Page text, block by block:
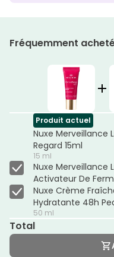
Fréquemment
Produit actuel
Nuxe Merveillance
Regard 15ml
15 ml
Nuxe Merveillance
Activateur De
Nuxe Crème
Hydratante 48h
50 ml
Total